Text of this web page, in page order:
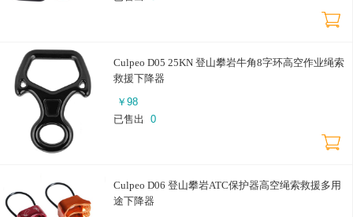
Culpeo D05 25KN 登山攀岩牛角8字环高空作业绳索
救援下降器
￥ 98
已售出
0
Culpeo D06 登山攀岩ATC保护器高空绳索救援多用
途下降器